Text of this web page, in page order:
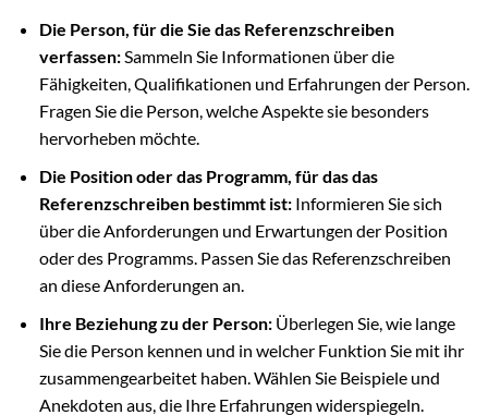
Die Person, für die Sie das Referenzschreiben
verfassen:Sammeln Sie Informationen über die
Fähigkeiten, Qualifikationen und Erfahrungen der Person.
Fragen Sie die Person, welche Aspekte sie besonders
hervorheben möchte.
Die Position oder das Programm, für das das
Referenzschreiben bestimmt ist:Informieren Sie sich
über die Anforderungen und Erwartungen der Position
oder des Programms. Passen Sie das Referenzschreiben
an diese Anforderungen an.
Ihre Beziehung zu der Person:Überlegen Sie, wie lange
Sie die Person kennen und in welcher Funktion Sie mit ihr
zusammengearbeitet haben. Wählen Sie Beispiele und
Anekdoten aus, die Ihre Erfahrungen widerspiegeln.